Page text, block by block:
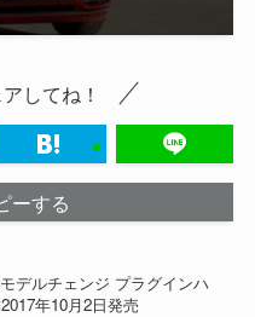
してね！
ーする
デルチェンジ プラグインハ
年10月2日発売